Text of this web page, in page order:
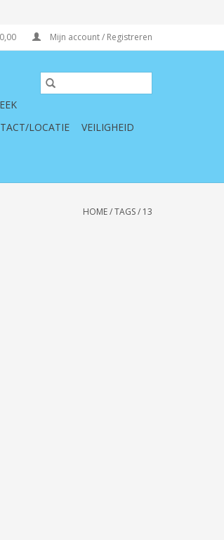
Mijn account / Registreren
LOCATIE
VEILIGHEID
HOME/TAGS/ 13